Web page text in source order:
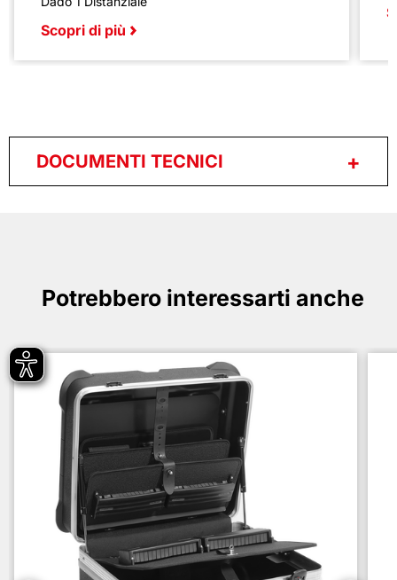
Scopri di più
DOCUMENTI TECNICI
Potrebbero interessarti anche